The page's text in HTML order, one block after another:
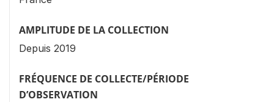
AMPLITUDE DE LA COLLECTION
Depuis 2019
FRÉQUENCE DE COLLECTE/PÉRIODE
D’OBSERVATION